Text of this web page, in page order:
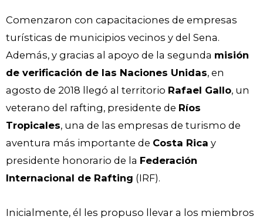
Comenzaron con capacitaciones de empresas
turísticas de municipios vecinos y del Sena.
Además, y gracias al apoyo de la segunda misión
de verificación de las Naciones Unidas, en
agosto de 2018 llegó al territorio Rafael Gallo, un
veterano del rafting, presidente de Ríos
Tropicales, una de las empresas de turismo de
aventura más importante de Costa Rica y
presidente honorario de la Federación
Internacional de Rafting (IRF).
Inicialmente, él les propuso llevar a los miembros